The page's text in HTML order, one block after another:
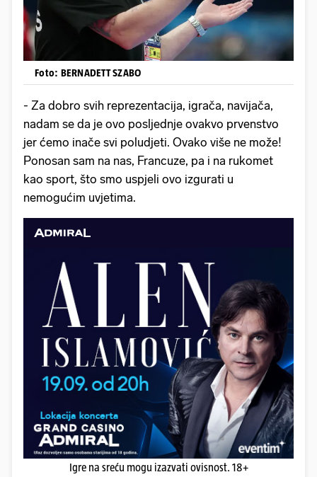
Foto: BERNADETT SZABO
- Za dobro svih reprezentacija, igrača, navijača,
nadam se da je ovo posljednje ovakvo prvenstvo
jer ćemo inače svi poludjeti. Ovako više ne može!
Ponosan sam na nas, Francuze, pa i na rukomet
kao sport, što smo uspjeli ovo izgurati u
nemogućim uvjetima.
Igre na sreću mogu izazvati ovisnost. 18+